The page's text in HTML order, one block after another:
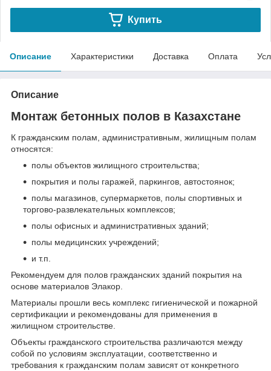
Купить
Описание Характеристики Доставка Оплата
Описание
Монтаж бетонных полов в Казахстане
К гражданским полам, административным, жилищным полам
относятся:
полы объектов жилищного строительства;
покрытия и полы гаражей, паркингов, автостоянок;
полы магазинов, супермаркетов, полы спортивных и
торгово-развлекательных комплексов;
полы офисных и административных зданий;
полы медицинских учреждений;
и т.п.
Рекомендуем для полов гражданских зданий покрытия на
основе материалов Элакор.
Материалы прошли весь комплекс гигиенической и пожарной
сертификации и рекомендованы для применения в
жилищном строительстве.
Объекты гражданского строительства различаются между
собой по условиям эксплуатации, соответственно и
требования к гражданским полам зависят от конкретного